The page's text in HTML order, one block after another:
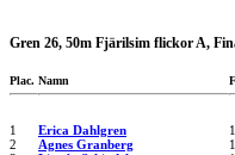
Gren 26, 50m Fjärilsim flickor A,
Plac. Namn
1 Erica Dahlgren
2
Agnes Granberg